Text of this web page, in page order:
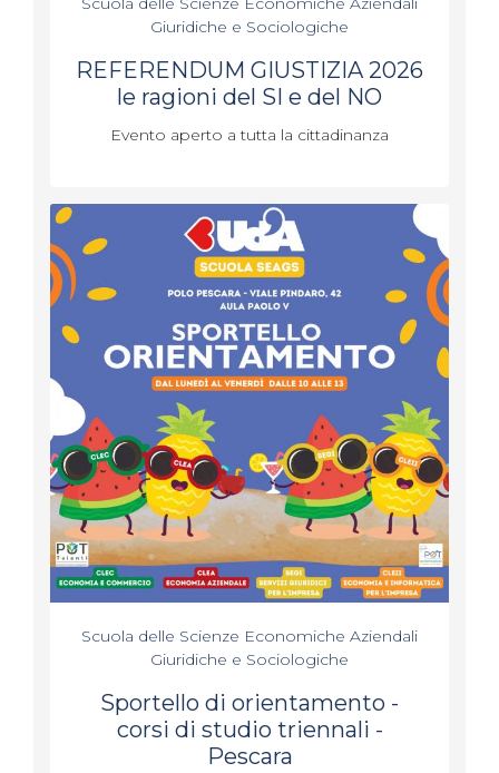
Giuridiche e Sociologiche
REFERENDUM GIUSTIZIA 2026
le ragioni del SI e del NO
Evento aperto a tutta la cittadinanza
Scuola delle Scienze Economiche Aziendali
Giuridiche e Sociologiche
Sportello di orientamento -
corsi di studio triennali -
Pescara